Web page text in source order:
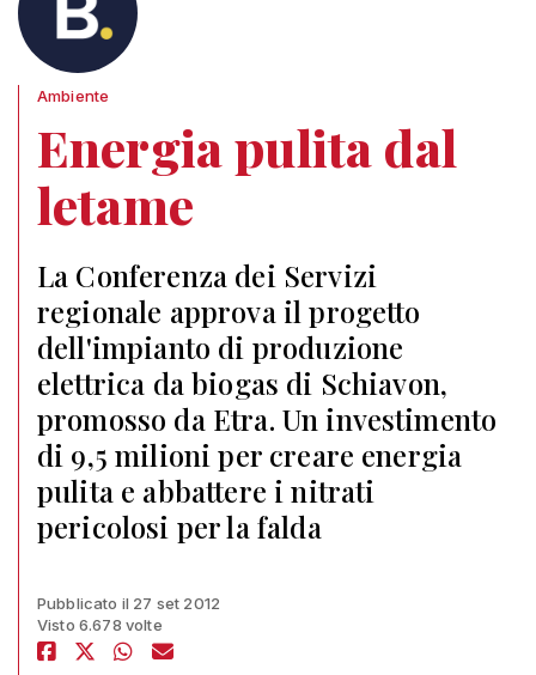
Ambiente
Energia pulita dal
letame
La Conferenza dei Servizi
regionale approva il progetto
dell'impianto di produzione
elettrica da biogas di Schiavon,
promosso da Etra. Un investimento
di 9,5 milioni per creare energia
pulita e abbattere i nitrati
pericolosi per la falda
Pubblicato il 27 set 2012
Visto 6.678 volte